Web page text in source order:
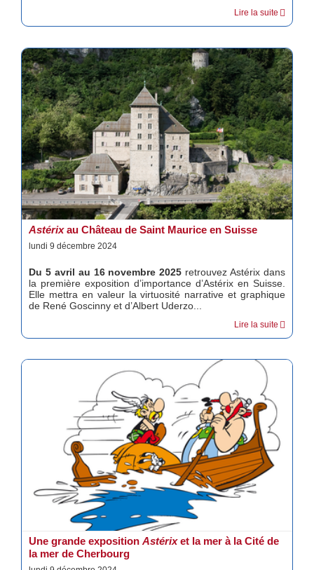
Lire la suite
Astérixau Château de Saint Maurice en Suisse
lundi 9 décembre 2024
Du 5 avril au 16 novembre 2025 retrouvez Astérix dans
la première exposition d’importance d’Astérix en Suisse.
Elle mettra en valeur la virtuosité narrative et graphique
de René Goscinny et d’Albert Uderzo...
Lire la suite
Une grande exposition Astérixet la mer à la Cité de
la mer de Cherbourg